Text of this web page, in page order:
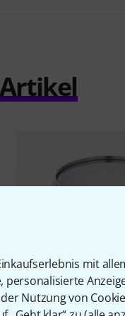
mit
personalisierte
Nutzung von
2